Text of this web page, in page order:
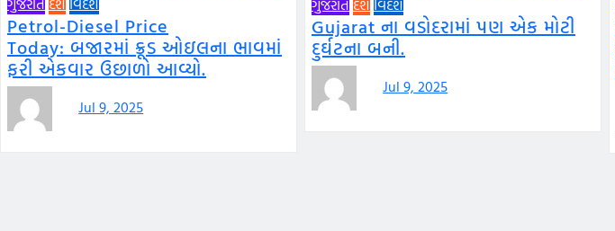
Petrol-Diesel Price
Today: બજારમાં ક્રૂડ ઓઇલના ભાવમાં
ફરી એકવાર ઉછાળો આવ્યો.
Jul 9, 2025
Gujarat ના વડોદરામાં પણ એક મોટી
દુર્ઘટના બની.
Jul 9, 2025